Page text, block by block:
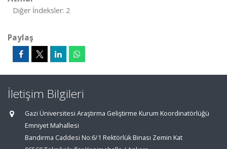
Diğer İndeksler: 2
Paylaş
İletişim Bilgileri
Gazi Üniversitesi Araştırma Geliştirme Kurum Koordinatörlüğü
Emniyet Mahallesi
Bandırma Caddesi No:6/1 Rektörlük Binası Zemin Kat